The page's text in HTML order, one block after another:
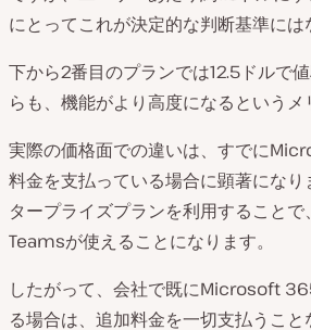
にとってこれが決定的な判断基準には
下から2番目のプランでは12.5ドルで
らも、機能がより高度になるというメ
実際の価格面での違いは、すでに
料金を支払っている場合に顕著にな
タープライズプランを利用すること
Teamsが使えることになります。
したがって、会社で既にMicrosoft
る場合は、追加料金を一切支払うこ